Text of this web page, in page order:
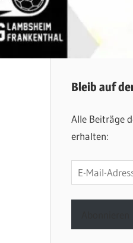
Bleib auf
Alle Beiträge
erhalten:
E-
Mail-
Adresse